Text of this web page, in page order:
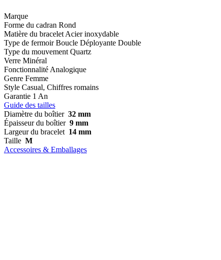
Marque
Forme du cadran Rond
Matière du bracelet Acier inoxydable
Type de fermoir Boucle Déployante Double
Type du mouvement Quartz
Verre Minéral
Fonctionnalité Analogique
Genre Femme
Style Casual, Chiffres romains
Garantie 1 An
Guide des tailles
Diamètre du boîtier 32 mm
Épaisseur du boîtier 9 mm
Largeur du bracelet 14 mm
Taille M
Accessoires & Emballages